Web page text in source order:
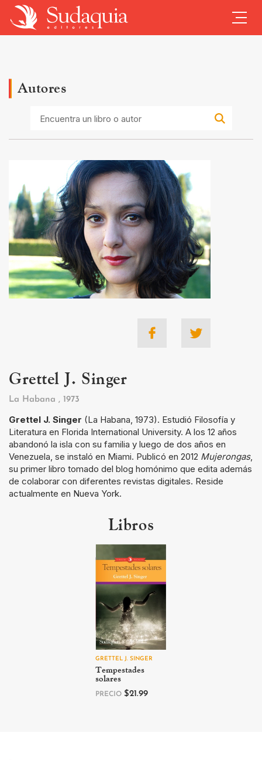
Autores
libro
Grettel J. Singer
La Habana , 1973
Grettel J. Singer (La Habana, 1973). Estudió Filosofía y
Literatura en Florida International University. A los 12 años
abandonó la isla con su familia y luego de dos años en
Venezuela, se instaló en Miami. Publicó en 2012 Mujerongas,
su primer libro tomado del blog homónimo que edita además
de colaborar con diferentes revistas digitales. Reside
actualmente en Nueva York.
Libros
GRETTEL J. SINGER
Tempestades
solares
PRECIO$21.99